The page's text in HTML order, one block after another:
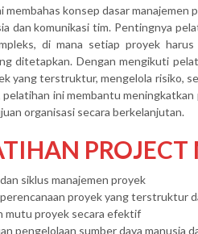
konsep dasar manajemen
dan komunikasi tim. Pentingnya
di mana setiap proyek
ditetapkan. Dengan mengikuti
yang terstruktur, mengelola risiko,
ini membantu
organisasi secara berkelanjutan.
siklus manajemen proyek
proyek yang terstruktur
mutu proyek secara efektif
pengelolaan sumber daya manusia